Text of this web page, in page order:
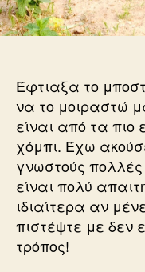
Έφτιαξα το
να το μοιραστώ
είναι από τα
χόμπι. Έχω
γνωστούς
είναι πολύ
ιδιαίτερα αν
πιστέψτε με δεν
τρόπος!